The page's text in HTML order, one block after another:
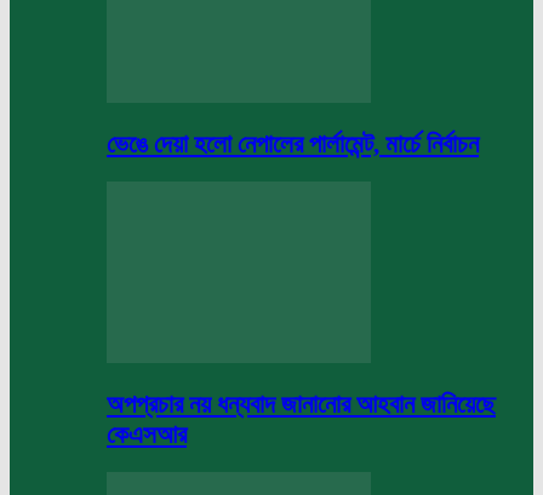
ভেঙে দেয়া হলো নেপালের পার্লামেন্ট, মার্চে নির্বাচন
অপপ্রচার নয় ধন্যবাদ জানানোর আহবান জানিয়েছে
কেএসআর